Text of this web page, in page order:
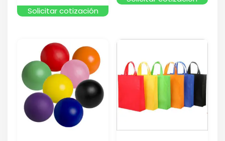
Solicitar cotización